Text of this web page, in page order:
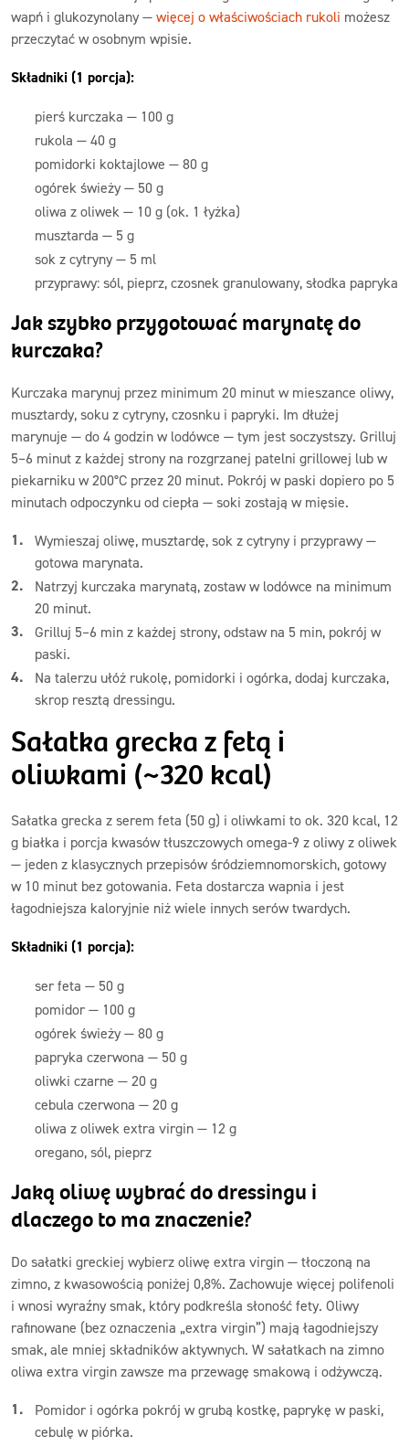
wapń i glukozynolany — więcej o właściwościach rukoli możesz
przeczytać w osobnym wpisie.
Składniki (1 porcja):
pierś kurczaka — 100 g
rukola — 40 g
pomidorki koktajlowe — 80 g
ogórek świeży — 50 g
oliwa z oliwek — 10 g (ok. 1 łyżka)
musztarda — 5 g
sok z cytryny — 5 ml
przyprawy: sól, pieprz, czosnek granulowany, słodka papryka
Jak szybko przygotować marynatę do
kurczaka?
Kurczaka marynuj przez minimum 20 minut w mieszance oliwy,
musztardy, soku z cytryny, czosnku i papryki. Im dłużej
marynuje — do 4 godzin w lodówce — tym jest soczystszy. Grilluj
5–6 minut z każdej strony na rozgrzanej patelni grillowej lub w
piekarniku w 200°C przez 20 minut. Pokrój w paski dopiero po 5
minutach odpoczynku od ciepła — soki zostają w mięsie.
Wymieszaj oliwę, musztardę, sok z cytryny i przyprawy —
gotowa marynata.
Natrzyj kurczaka marynatą, zostaw w lodówce na minimum
20 minut.
Grilluj 5–6 min z każdej strony, odstaw na 5 min, pokrój w
paski.
Na talerzu ułóż rukolę, pomidorki i ogórka, dodaj kurczaka,
skrop resztą dressingu.
Sałatka grecka z fetą i
oliwkami (~320 kcal)
Sałatka grecka z serem feta (50 g) i oliwkami to ok. 320 kcal, 12
g białka i porcja kwasów tłuszczowych omega-9 z oliwy z oliwek
— jeden z klasycznych przepisów śródziemnomorskich, gotowy
w 10 minut bez gotowania. Feta dostarcza wapnia i jest
łagodniejsza kaloryjnie niż wiele innych serów twardych.
Składniki (1 porcja):
ser feta — 50 g
pomidor — 100 g
ogórek świeży — 80 g
papryka czerwona — 50 g
oliwki czarne — 20 g
cebula czerwona — 20 g
oliwa z oliwek extra virgin — 12 g
oregano, sól, pieprz
Jaką oliwę wybrać do dressingu i
dlaczego to ma znaczenie?
Do sałatki greckiej wybierz oliwę extra virgin — tłoczoną na
zimno, z kwasowością poniżej 0,8%. Zachowuje więcej polifenoli
i wnosi wyraźny smak, który podkreśla słoność fety. Oliwy
rafinowane (bez oznaczenia „extra virgin”) mają łagodniejszy
smak, ale mniej składników aktywnych. W sałatkach na zimno
oliwa extra virgin zawsze ma przewagę smakową i odżywczą.
Pomidor i ogórka pokrój w grubą kostkę, paprykę w paski,
cebulę w piórka.